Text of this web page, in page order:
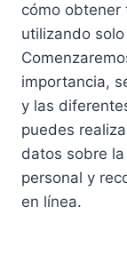
cómo obtener
utilizando
importancia,
y las
puedes
datos sobre
personal y
en línea.